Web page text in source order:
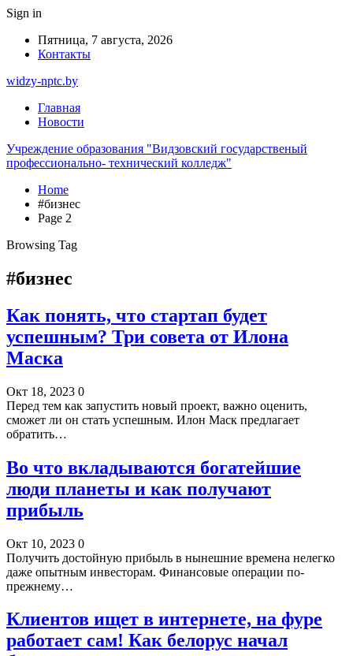
Sign in
Пятница, 7 августа, 2026
Контакты
widzy-nptc.by
Главная
Новости
Учреждение образования "Видзовский государственый
профессионально- технический колледж"
Home
#бизнес
Page 2
Browsing Tag
#бизнес
Как понять, что стартап будет
успешным? Три совета от Илона
Маска
Окт 18, 2023 0
Перед тем как запустить новый проект, важно оценить,
сможет ли он стать успешным. Илон Маск предлагает
обратить…
Во что вкладываются богатейшие
люди планеты и как получают
прибыль
Окт 10, 2023 0
Получить достойную прибыль в нынешние времена нелегко
даже опытным инвесторам. Финансовые операции по-
прежнему…
Клиентов ищет в интернете, на фуре
работает сам! Как белорус начал